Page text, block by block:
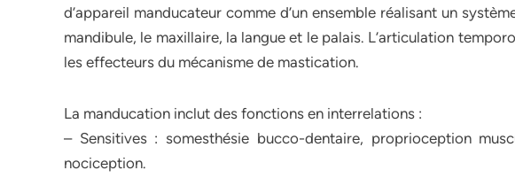
d’appareil manducateur comme d’un ensemble réalisant un
mandibule, le maxillaire, la langue et le palais. L’articulation
les effecteurs du mécanisme de mastication.
La manducation inclut des fonctions en interrelations :
– Sensitives : somesthésie bucco-dentaire, proprioception
nociception.